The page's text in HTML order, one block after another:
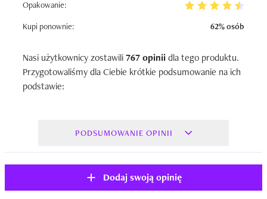
Opakowanie:
Kupi ponownie:
62% osób
Nasi użytkownicy zostawili767 opiniidla tego produktu.
Przygotowaliśmy dla Ciebie krótkie podsumowanie na ich
podstawie:
PODSUMOWANIE OPINII
Dodaj swoją opinię